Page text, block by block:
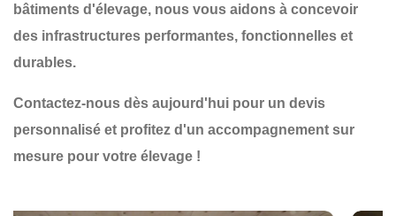
bâtiments d'élevage, nous vous aidons à concevoir
des infrastructures performantes, fonctionnelles et
durables.
Contactez-nous dès aujourd'hui pour un devis
personnalisé et profitez d'un accompagnement sur
mesure pour votre élevage !